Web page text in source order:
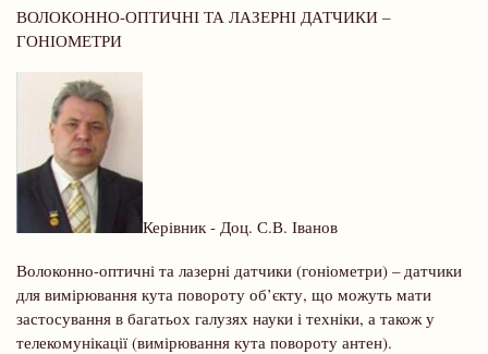
ВОЛОКОННО-ОПТИЧНІ ТА ЛАЗЕРНІ ДАТЧИКИ –
ГОНІОМЕТРИ
Керівник - Доц. С.В. Іванов
Волоконно-оптичні та лазерні датчики (гоніометри) – датчики
для вимірювання кута повороту об’єкту, що можуть мати
застосування в багатьох галузях науки і техніки, а також у
телекомунікації (вимірювання кута повороту антен).